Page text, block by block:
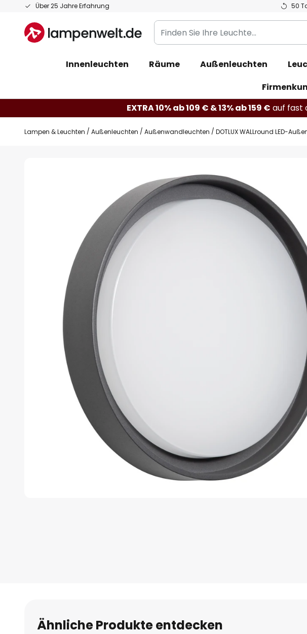
Über 25 Jahre Erfahrung 50
Zum
springen
Finden
Sie
Leuchte...
Innenleuchten Räume Außenleuchten
EXTRA 10% ab 109 € & 13% ab 159 € auf fast
Lampen & Leuchten Außenleuchten Außenwandleuchten DOTLUX WALLround LED-
Ähnliche Produkte entdecken